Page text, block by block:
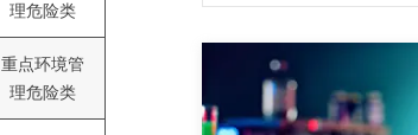
理危险类
重点环境管
理危险类